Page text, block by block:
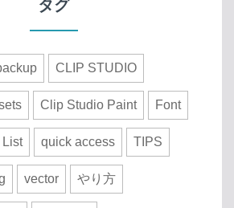
タグ
CLIP STUDIO
Clip Studio Paint Font
List quick access TIPS
vector やり方